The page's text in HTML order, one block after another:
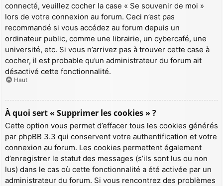
connecté, veuillez cocher la case « Se souvenir de moi »
lors de votre connexion au forum. Ceci n’est pas
recommandé si vous accédez au forum depuis un
ordinateur public, comme une librairie, un cybercafé, une
université, etc. Si vous n’arrivez pas à trouver cette case à
cocher, il est probable qu’un administrateur du forum ait
désactivé cette fonctionnalité.
Haut
À quoi sert « Supprimer les cookies » ?
Cette option vous permet d’effacer tous les cookies générés
par phpBB 3.3 qui conservent votre authentification et votre
connexion au forum. Les cookies permettent également
d’enregistrer le statut des messages (s’ils sont lus ou non
lus) dans le cas où cette fonctionnalité a été activée par un
administrateur du forum. Si vous rencontrez des problèmes